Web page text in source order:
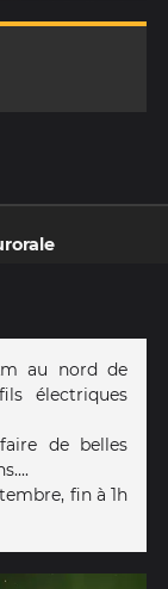
au nord de
électriques
de belles
fin à 1h